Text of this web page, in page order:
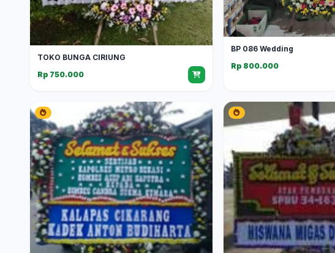
TOKO BUNGA CIRIUNG
Rp 750.000
BP 086 Wedding
Rp 800.000